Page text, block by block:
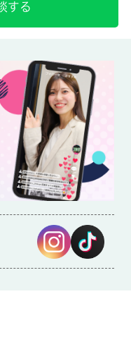
いるので、快適に過ごし
は月々の家賃が4.5万円で
南コミュニティまでご
報を数多くご紹介してい
する